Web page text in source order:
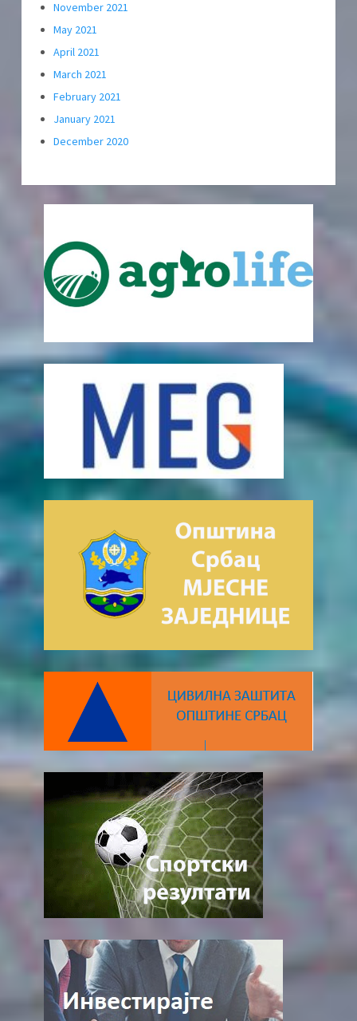
November 2021
May 2021
April 2021
March 2021
February 2021
January 2021
December 2020